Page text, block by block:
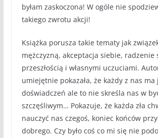
byłam zaskoczona! W ogóle nie
takiego zwrotu akcji!
Książka porusza takie tematy jak
mężczyzną, akceptacja siebie, radzenie
przeszłością i własnymi uczuciami.
umiejętnie pokazała, że każdy z nas ma
doświadczeń ale to nie skreśla nas w
szczęśliwym… Pokazuje, że każda zła
nauczyć nas czegoś, koniec końców
dobrego. Czy było coś co mi się nie